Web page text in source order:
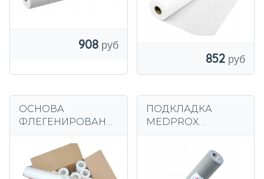
908
852
ОСНОВА
ФЛЕГЕНИРОВАНН
рулонов
ПОДКЛАДКА
MEDPROX
ЗАЩИТНАЯ СЕРАЯ,
ФОЛЬГИРОВАННА